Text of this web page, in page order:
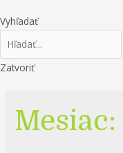
Vyhľadať
Zatvoriť
Mesiac: